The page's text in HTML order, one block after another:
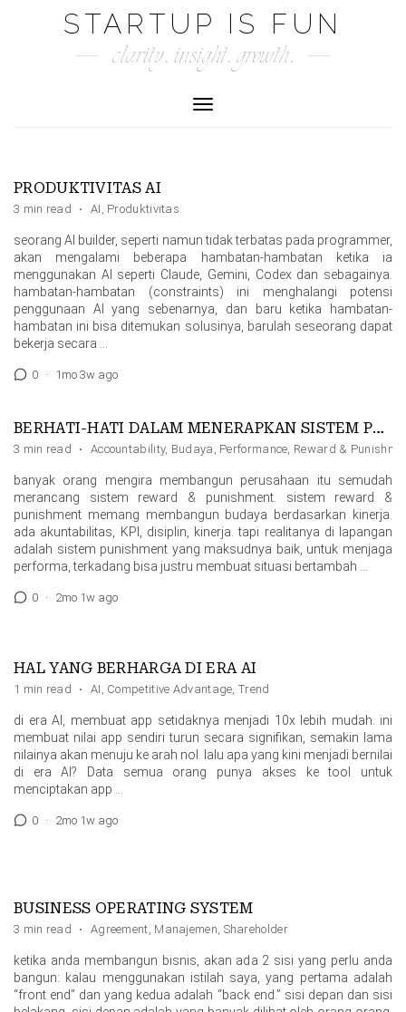
STARTUP IS FUN
clarity. insight. growth.
Toggle Navigation
PRODUKTIVITAS AI
3 min read · AI , Produktivitas
seorang AI builder, seperti namun tidak terbatas pada programmer,
akan mengalami beberapa hambatan-hambatan ketika ia
menggunakan AI seperti Claude, Gemini, Codex dan sebagainya.
hambatan-hambatan (constraints) ini menghalangi potensi
penggunaan AI yang sebenarnya, dan baru ketika hambatan-
hambatan ini bisa ditemukan solusinya, barulah seseorang dapat
bekerja secara …
0 · 1mo 3w ago
BERHATI-HATI DALAM MENERAPKAN SISTEM PUNISHMENT
3 min read · Accountability, Budaya , Performance, Reward &
banyak orang mengira membangun perusahaan itu semudah
merancang sistem reward & punishment. sistem reward &
punishment memang membangun budaya berdasarkan kinerja.
ada akuntabilitas, KPI, disiplin, kinerja. tapi realitanya di lapangan
adalah sistem punishment yang maksudnya baik, untuk menjaga
performa, terkadang bisa justru membuat situasi bertambah …
0 · 2mo 1w ago
HAL YANG BERHARGA DI ERA AI
1 min read · AI , Competitive Advantage,Trend
di era AI, membuat app setidaknya menjadi 10x lebih mudah. ini
membuat nilai app sendiri turun secara signifikan, semakin lama
nilainya akan menuju ke arah nol. lalu apa yang kini menjadi bernilai
di era AI? Data semua orang punya akses ke tool untuk
menciptakan app …
0 · 2mo 1w ago
BUSINESS OPERATING SYSTEM
3 min read · Agreement, Manajemen, Shareholder
ketika anda membangun bisnis, akan ada 2 sisi yang perlu anda
bangun: kalau menggunakan istilah saya, yang pertama adalah
“front end” dan yang kedua adalah “back end.” sisi depan dan sisi